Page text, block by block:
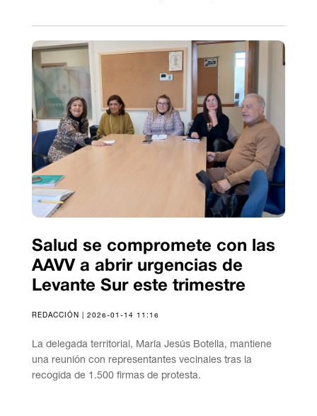
Salud se compromete con las
AAVV a abrir urgencias de
Levante Sur este trimestre
REDACCIÓN | 2026-01-14 11:16
La delegada territorial, María Jesús Botella, mantiene
una reunión con representantes vecinales tras la
recogida de 1.500 firmas de protesta.